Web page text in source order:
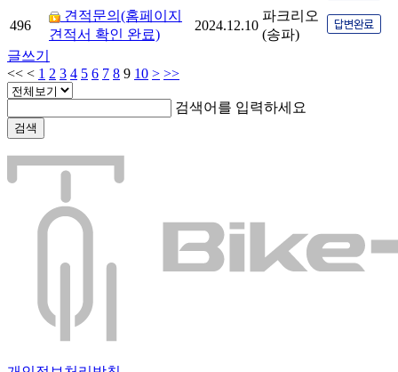
496
견적문의(홈페이지
견적서 확인 완료)
2024.12.10
파크리오
(송파)
글쓰기
<< < 1 2 3 4 5 6 7 8 9 10 > >>
검색어를 입력하세요
검색